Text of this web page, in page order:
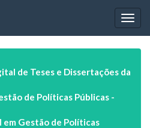
de Teses e Dissertações da
de Políticas Públicas -
Gestão de Políticas